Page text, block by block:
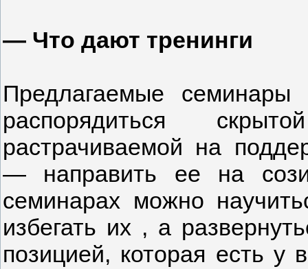
— Что дают тренинги
Предлагаемые
распорядиться
растрачиваемой на
— направить ее на
семинарах можно
избегать их , а
позицией, которая есть